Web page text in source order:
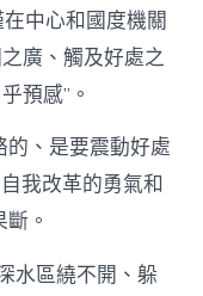
中心和國度機關
廣、觸及好處之
預感”。
的、是要震動好處
我改革的勇氣和
。
水區繞不開、躲